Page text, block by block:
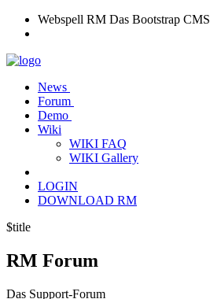
Webspell RM Das Bootstrap CMS
News
Forum
Demo
Wiki
WIKI FAQ
WIKI Gallery
LOGIN
DOWNLOAD RM
$title
RM Forum
Das Support-Forum